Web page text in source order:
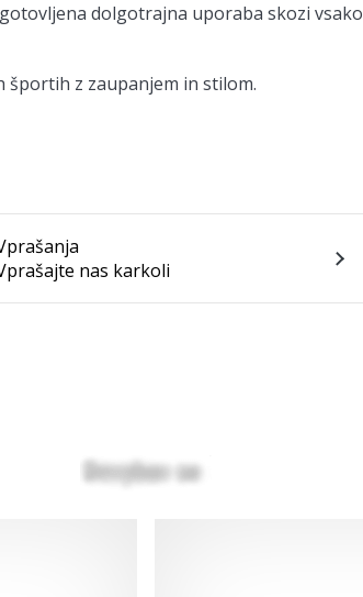
dolgotrajna uporaba skozi vsako
športih z zaupanjem in stilom.
nas karkoli